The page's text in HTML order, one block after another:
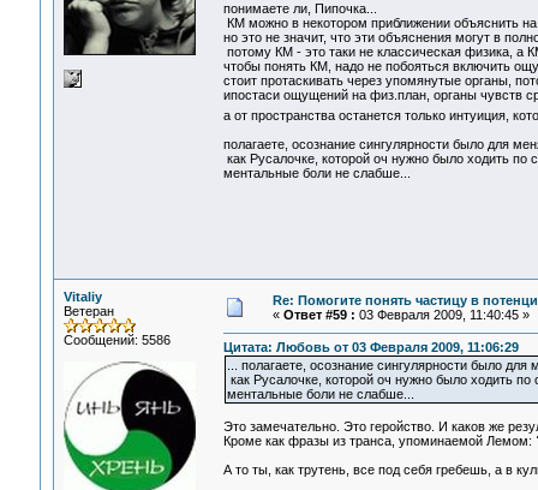
понимаете ли, Пипочка...
КМ можно в некотором приближении объяснить
но это не значит, что эти объяснения могут в
потому КМ - это таки не классическая физика, а
чтобы понять КМ, надо не побояться включить
стоит протаскивать через упомянутые органы,
ипостаси ощущений на физ.план, органы чувств
а от пространства останется только интуиция,
полагаете, осознание сингулярности было для
как Русалочке, которой оч нужно было ходить по
ментальные боли не слабше...
Vitaliy
Ветеран
Сообщений: 5586
Re: Помогите понять частицу в
« Ответ #59 : 03 Февраля 2009, 11:40:45 »
Цитата: Любовь от 03 Февраля 2009, 11:06:29
... полагаете, осознание сингулярности было
как Русалочке, которой оч нужно было ходить по
ментальные боли не слабше...
Это замечательно. Это геройство. И каков же
Кроме как фразы из транса, упоминаемой Лемом:
А то ты, как трутень, все под себя гребешь, а в